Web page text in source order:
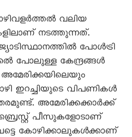
വലിയ
നടത്തുന്നത്.
പോൾട്രി
പോലുള്ള കേന്ദ്രങ്ങൾ
അമേരിക്കയിലെയും
ഇറച്ചിയുടെ വിപണികൾ
അമേരിക്കക്കാർക്ക്
പീസുകളോടാണ്
കോഴിക്കാലുകൾക്കാണ്